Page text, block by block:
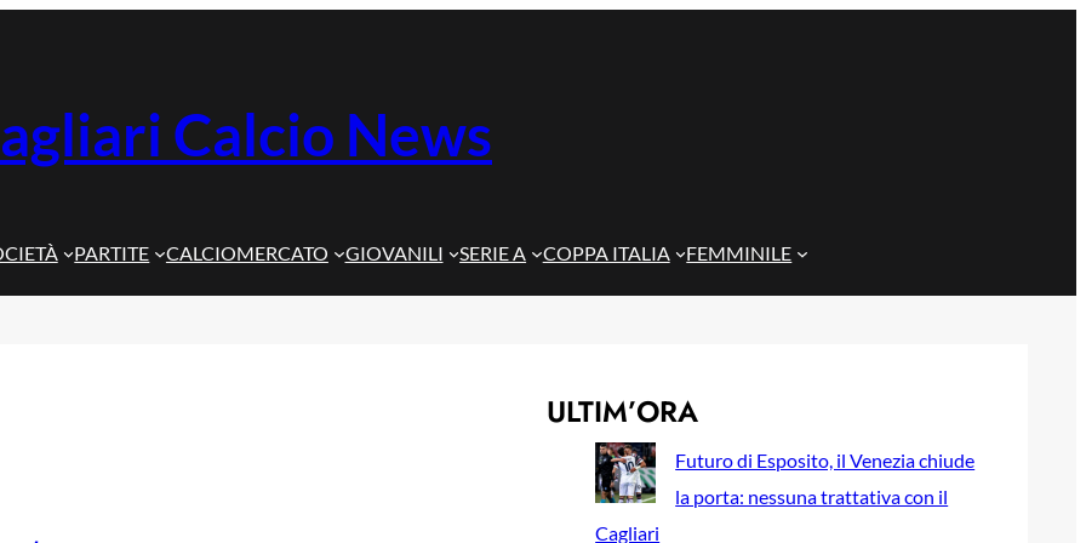
Calcio News
PARTITE CALCIOMERCATO GIOVANILI SERIE A COPPA ITALIA FEMMINILE
ULTIM’ORA
Futuro di Esposito, il Venezia chiude
la porta: nessuna trattativa con il
Cagliari